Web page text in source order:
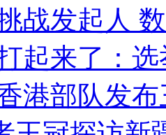
战发起人
起来了：
港部队发